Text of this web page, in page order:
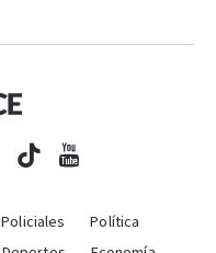
Policiales
Política